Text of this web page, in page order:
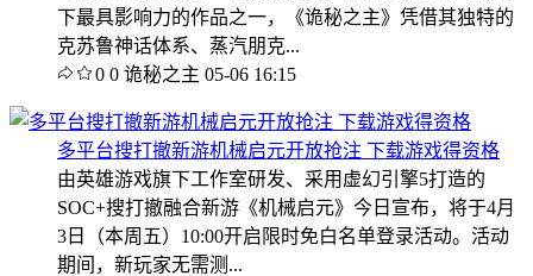
下最具影响力的作品之一，《诡秘之主》凭借其独特的
克苏鲁神话体系、蒸汽朋克...
0 0 诡秘之主 05-06 16:15
多平台搜打撤新游机械启元开放抢注 下载游戏得资格
由英雄游戏旗下工作室研发、采用虚幻引擎5打造的
SOC+搜打撤融合新游《机械启元》今日宣布，将于4月
3日（本周五）10:00开启限时免白名单登录活动。活动
期间，新玩家无需测...